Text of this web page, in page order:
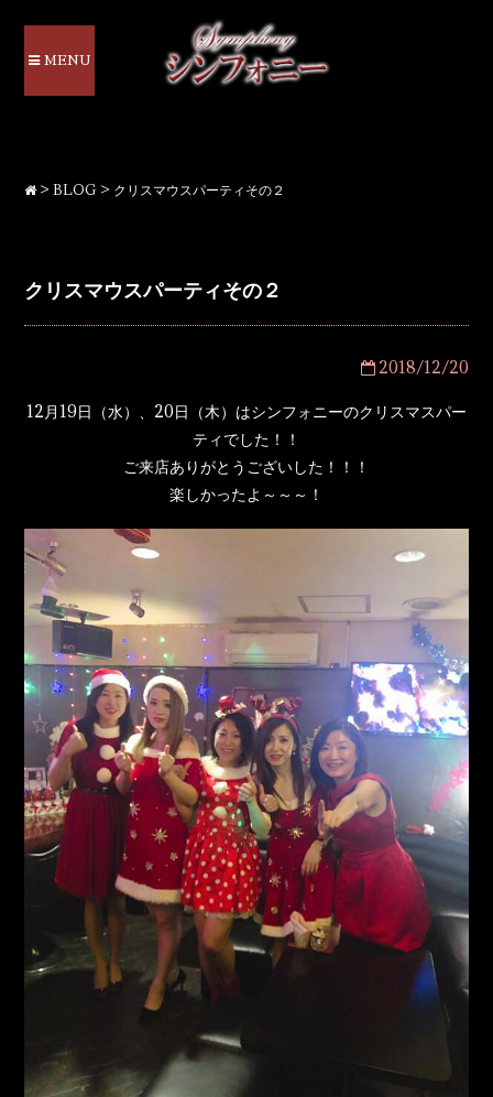
MENU
> BLOG > クリスマウスパーティその２
クリスマウスパーティその２
2018/12/20
12月19日（水）、20日（木）はシンフォニーのクリスマスパー
ティでした！！
ご来店ありがとうございした！！！
楽しかったよ～～～！